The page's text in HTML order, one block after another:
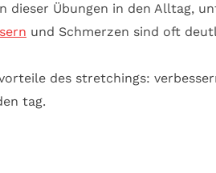
dieser Übungen in den Alltag,
und Schmerzen sind oft